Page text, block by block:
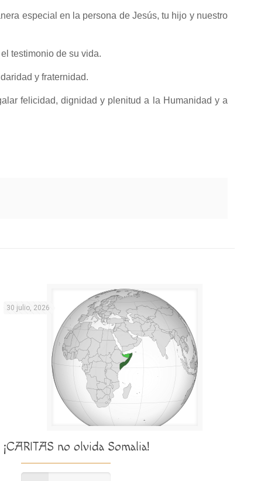
especial en la persona de Jesús, tu hijo y nuestro
testimonio de su vida.
y fraternidad.
felicidad, dignidad y plenitud a la Humanidad y a
30 julio, 2026
¡CARITAS no olvida Somalia!